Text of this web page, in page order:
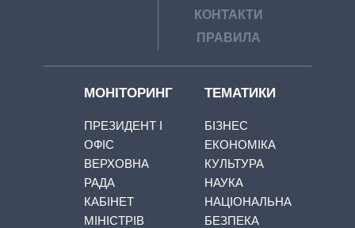
КОНТАКТИ
ПРАВИЛА
МОНІТОРИНГ
ПРЕЗИДЕНТ І
ОФІС
ВЕРХОВНА
РАДА
КАБІНЕТ
МІНІСТРІВ
ТЕМАТИКИ
БІЗНЕС
ЕКОНОМІКА
КУЛЬТУРА
НАУКА
НАЦІОНАЛЬНА
БЕЗПЕКА